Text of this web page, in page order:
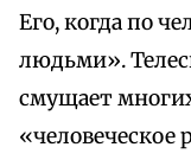
Его, когда по
людьми».
смущает
«человеческое